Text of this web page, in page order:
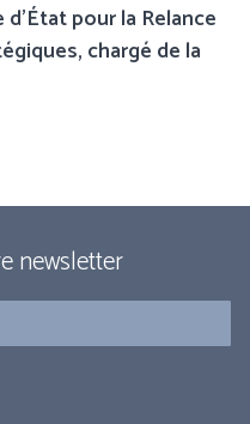
pour la Relance
chargé de la
newsletter